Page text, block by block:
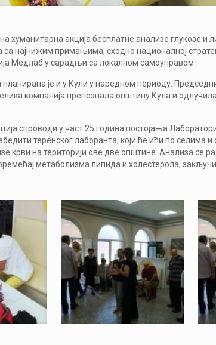
акција бесплатне анализе глукозе и
најнижим примањима, сходно националној
Медлаб у сарадњи са локалном самоуправом.
планирана је и у Кули у наредном периоду.
компанија препознала општину Кула и
спроводи у част 25 година постојања
теренског лаборанта, који ће ићи по селима
крви на територији ове две општине. Анализа се
метаболизма липида и холестерола,